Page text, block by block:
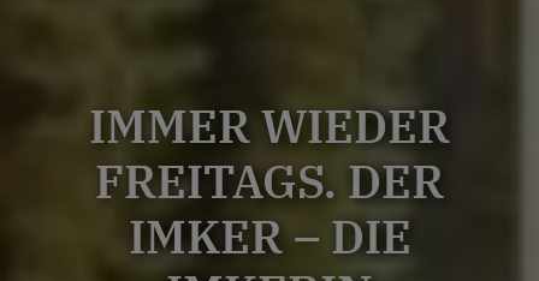
IMMER WIEDER
FREITAGS. DER
IMKER – DIE